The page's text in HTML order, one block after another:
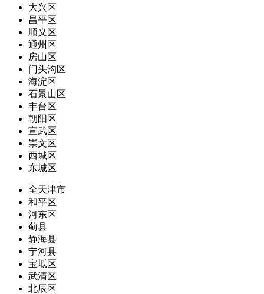
大兴区
昌平区
顺义区
通州区
房山区
门头沟区
海淀区
石景山区
丰台区
朝阳区
宣武区
崇文区
西城区
东城区
全天津市
和平区
河东区
蓟县
静海县
宁河县
宝坻区
武清区
北辰区